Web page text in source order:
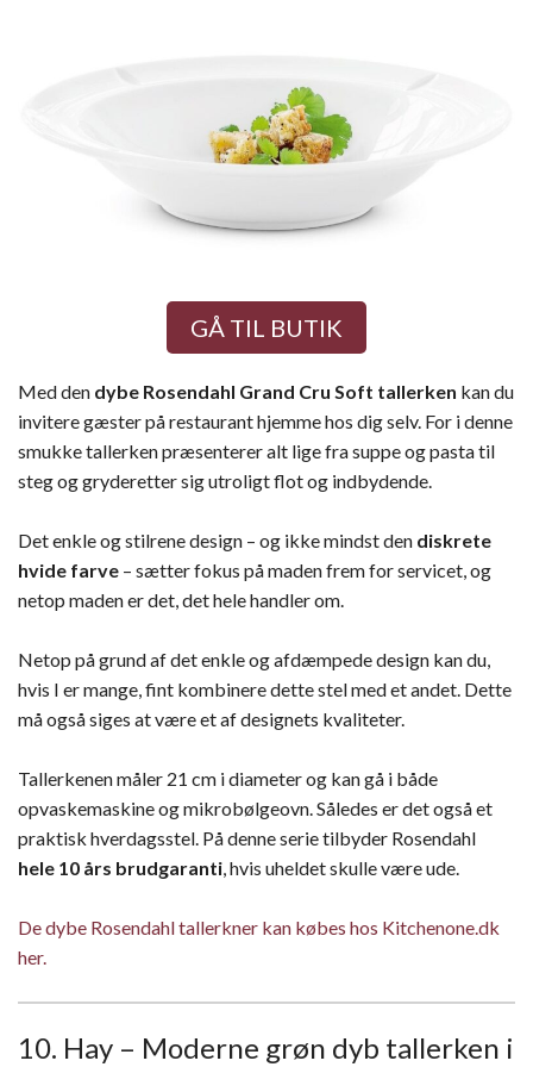
GÅ TIL BUTIK
Med den dybe Rosendahl Grand Cru Soft tallerken kan du
invitere gæster på restaurant hjemme hos dig selv. For i denne
smukke tallerken præsenterer alt lige fra suppe og pasta til
steg og gryderetter sig utroligt flot og indbydende.
Det enkle og stilrene design – og ikke mindst den diskrete
hvide farve – sætter fokus på maden frem for servicet, og
netop maden er det, det hele handler om.
Netop på grund af det enkle og afdæmpede design kan du,
hvis I er mange, fint kombinere dette stel med et andet. Dette
må også siges at være et af designets kvaliteter.
Tallerkenen måler 21 cm i diameter og kan gå i både
opvaskemaskine og mikrobølgeovn. Således er det også et
praktisk hverdagsstel. På denne serie tilbyder Rosendahl
hele 10 års brudgaranti, hvis uheldet skulle være ude.
De dybe Rosendahl tallerkner kan købes hos Kitchenone.dk
her.
10. Hay – Moderne grøn dyb tallerken i